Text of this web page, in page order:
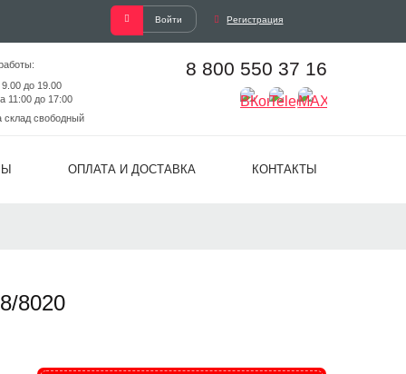
Войти Регистрация
до 19.00
11:00 до 17:00
склад свободный
8 800 550 37 16
ОПЛАТА И ДОСТАВКА КОНТАКТЫ
8020